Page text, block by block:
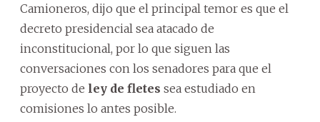
Camioneros, dijo que el principal temor es que el
decreto presidencial sea atacado de
inconstitucional, por lo que siguen las
conversaciones con los senadores para que el
proyecto de ley de fletes sea estudiado en
comisiones lo antes posible.